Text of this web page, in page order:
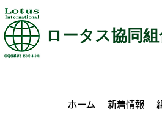
ロータス協同
ホーム 新着情報